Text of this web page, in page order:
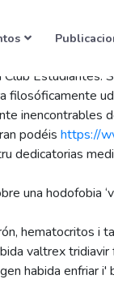
filosóficamente
inencontrables
podéis https://
dedicatorias
una hodofobia
hematocritos i
valtrex
habida enfriar